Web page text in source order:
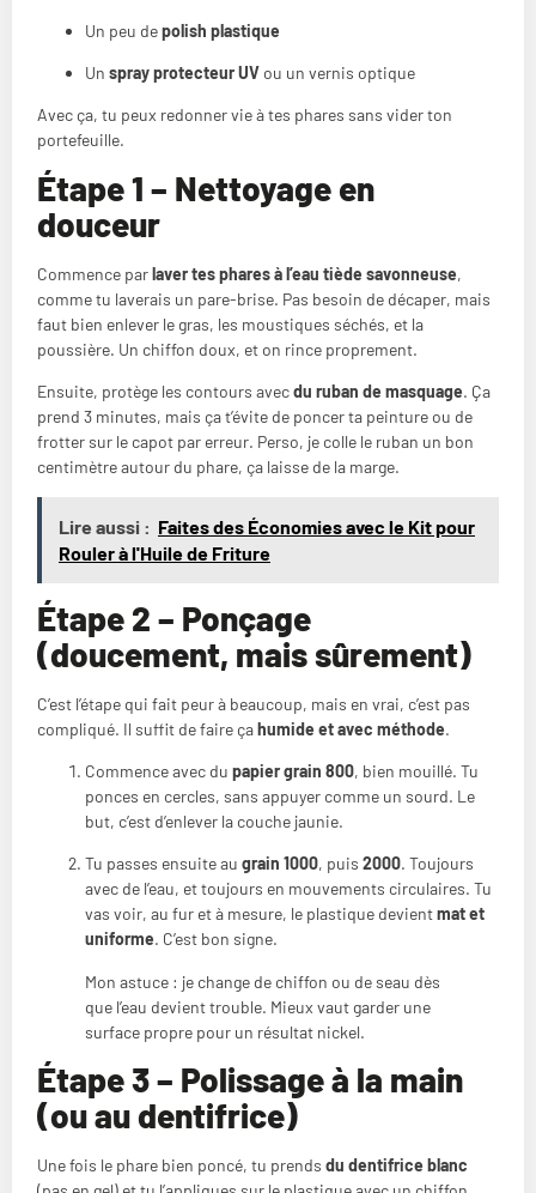
Un peu depolish plastique
Un spray protecteur UV ou un vernis optique
Avec ça, tu peux redonner vie à tes phares sans vider ton
portefeuille.
Étape 1 – Nettoyage en
douceur
Commence parlaver tes phares à l’eau tiède savonneuse,
comme tu laverais un pare-brise. Pas besoin de décaper, mais
faut bien enlever le gras, les moustiques séchés, et la
poussière. Un chiffon doux, et on rince proprement.
Ensuite, protège les contours avecdu ruban de masquage. Ça
prend 3 minutes, mais ça t’évite de poncer ta peinture ou de
frotter sur le capot par erreur. Perso, je colle le ruban un bon
centimètre autour du phare, ça laisse de la marge.
Lire aussi : Faites des Économies avec le Kit pour
Rouler à l'Huile de Friture
Étape 2 – Ponçage
(doucement, mais sûrement)
C’est l’étape qui fait peur à beaucoup, mais en vrai, c’est pas
compliqué. Il suffit de faire çahumide et avec méthode.
Commence avec du papier grain 800, bien mouillé. Tu
ponces en cercles, sans appuyer comme un sourd. Le
but, c’est d’enlever la couche jaunie.
Tu passes ensuite au grain 1000, puis 2000. Toujours
avec de l’eau, et toujours en mouvements circulaires. Tu
vas voir, au fur et à mesure, le plastique devientmat et
uniforme. C’est bon signe.
Mon astuce : je change de chiffon ou de seau dès
que l’eau devient trouble. Mieux vaut garder une
surface propre pour un résultat nickel.
Étape 3 – Polissage à la main
(ou au dentifrice)
Une fois le phare bien poncé, tu prends du dentifrice blanc